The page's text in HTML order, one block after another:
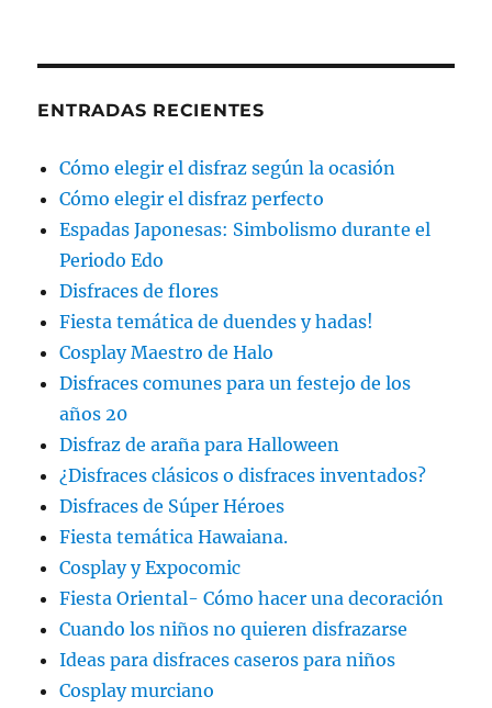
ENTRADAS RECIENTES
Cómo elegir el disfraz según la ocasión
Cómo elegir el disfraz perfecto
Espadas Japonesas: Simbolismo durante el
Periodo Edo
Disfraces de flores
Fiesta temática de duendes y hadas!
Cosplay Maestro de Halo
Disfraces comunes para un festejo de los
años 20
Disfraz de araña para Halloween
¿Disfraces clásicos o disfraces inventados?
Disfraces de Súper Héroes
Fiesta temática Hawaiana.
Cosplay y Expocomic
Fiesta Oriental- Cómo hacer una decoración
Cuando los niños no quieren disfrazarse
Ideas para disfraces caseros para niños
Cosplay murciano